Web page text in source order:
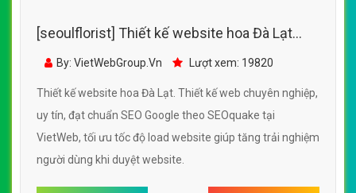
[seoulflorist] Thiết kế website hoa Đà Lạt
đẹp, chuyên nghiệp chuẩn SEO
By: VietWebGroup.Vn Lượt xem: 19820
Thiết kế website hoa Đà Lạt. Thiết kế web chuyên nghiệp,
uy tín, đạt chuẩn SEO Google theo SEOquake tại
VietWeb, tối ưu tốc độ load website giúp tăng trải nghiệm
người dùng khi duyệt website.